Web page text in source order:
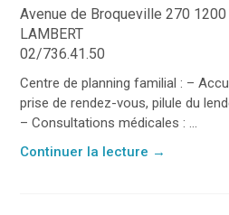
Avenue de Broqueville 270 1200
LAMBERT
02/736.41.50
Centre de planning familial : –
prise de rendez-vous, pilule du
– Consultations médicales : ...
Continuer la lecture →